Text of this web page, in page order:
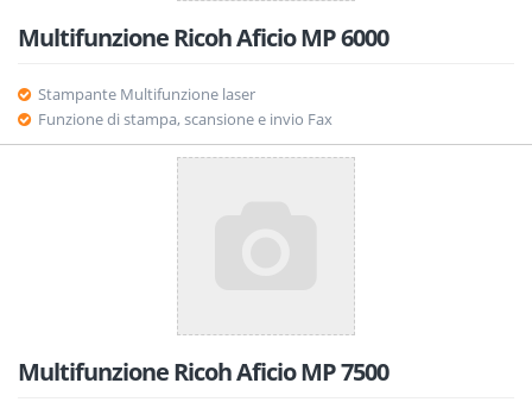
Multifunzione Ricoh Aficio MP 6000
Stampante Multifunzione laser
Funzione di stampa, scansione e invio Fax
Multifunzione Ricoh Aficio MP 7500